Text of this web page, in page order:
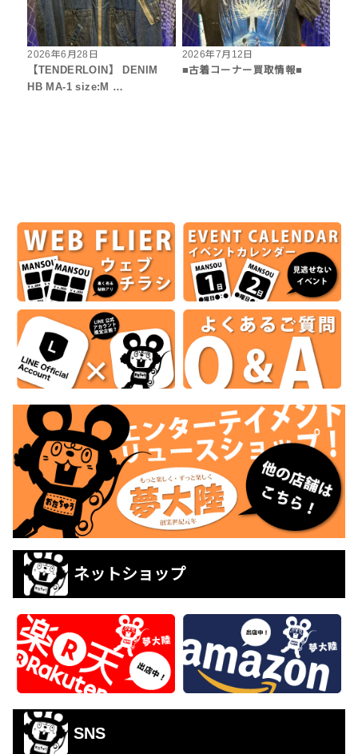
2026年6月28日
【TENDERLOIN】 DENIM
HB MA-1 size:M …
2026年7月12日
■古着コーナー買取情報■
ネットショップ
SNS